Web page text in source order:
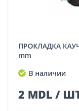
ПРОКЛАДКА КАУЧУКОВАЯ ДЛЯ КРАНА 3/8" 14,5x10x8
mm
В наличии
2 MDL /